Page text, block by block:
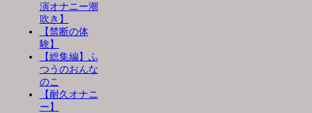
演オナニー潮
吹き】
【禁断の体
験】
【総集編】ふ
つうのおんな
のこ
【耐久オナニ
ー】